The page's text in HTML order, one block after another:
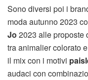
Sono diversi poi i
moda autunno 2023
Jo 2023 alle proposte
tra animalier colorato e
il mix con i motivi
audaci con